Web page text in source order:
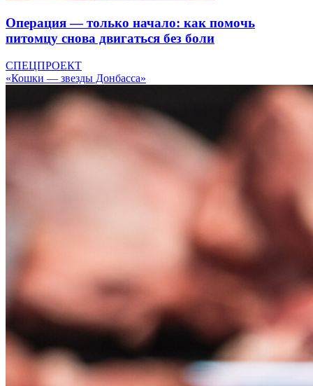
Операция — только начало: как помочь
питомцу снова двигаться без боли
СПЕЦПРОЕКТ
«Кошки — звезды Донбасса»